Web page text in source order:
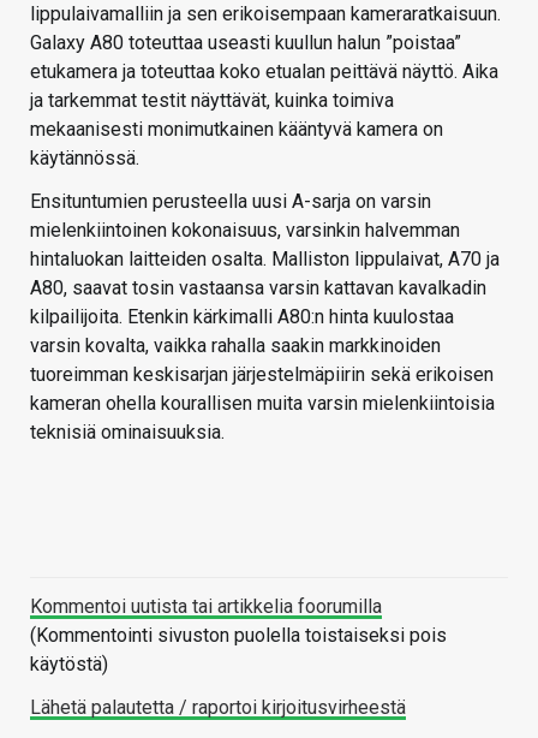
lippulaivamalliin ja sen erikoisempaan kameraratkaisuun.
Galaxy A80 toteuttaa useasti kuullun halun ”poistaa”
etukamera ja toteuttaa koko etualan peittävä näyttö. Aika
ja tarkemmat testit näyttävät, kuinka toimiva
mekaanisesti monimutkainen kääntyvä kamera on
käytännössä.
Ensituntumien perusteella uusi A-sarja on varsin
mielenkiintoinen kokonaisuus, varsinkin halvemman
hintaluokan laitteiden osalta. Malliston lippulaivat, A70 ja
A80, saavat tosin vastaansa varsin kattavan kavalkadin
kilpailijoita. Etenkin kärkimalli A80:n hinta kuulostaa
varsin kovalta, vaikka rahalla saakin markkinoiden
tuoreimman keskisarjan järjestelmäpiirin sekä erikoisen
kameran ohella kourallisen muita varsin mielenkiintoisia
teknisiä ominaisuuksia.
Kommentoi uutista tai artikkelia foorumilla
(Kommentointi sivuston puolella toistaiseksi pois
käytöstä)
Lähetä palautetta / raportoi kirjoitusvirheestä